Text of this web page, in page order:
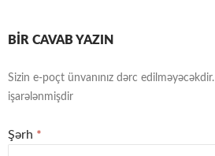
BIR CAVAB YAZIN
Sizin e-poçt ünvanınız dərc edilməyəcəkdir.
işarələnmişdir
Şərh *